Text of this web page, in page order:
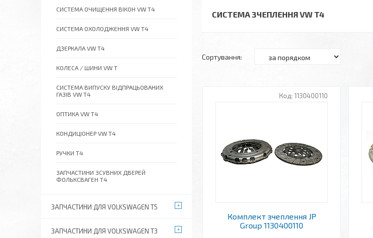
СИСТЕМА ЗЧЕПЛЕННЯ VW T4
1130400110
Комплект зчеплення JP
Group 1130400110
СИСТЕМА ОЧИЩЕННЯ ВІКОН VW T4
СИСТЕМА ОХОЛОДЖЕННЯ VW T4
ДЗЕРКАЛА VW T4
КОЛЕСА / ШИНИ VW T
СИСТЕМА ВИПУСКУ ВІДПРАЦЬОВАНИХ
ГАЗІВ VW T4
ОПТИКА VW T4
КОНДИЦІОНЕР VW T4
РУЧКИ Т4
ЗАПЧАСТИНИ ЗСУВНИХ ДВЕРЕЙ
ФОЛЬКСВАГЕН Т4
ЗАПЧАСТИНИ ДЛЯ VOLKSWAGEN T5
ЗАПЧАСТИНИ ДЛЯ VOLKSWAGEN T3